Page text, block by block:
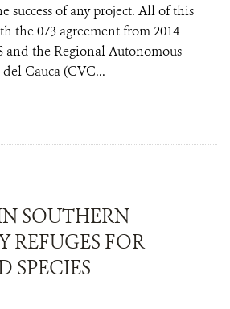
success of any project. All of this
the 073 agreement from 2014
and the Regional Autonomous
Cauca (CVC...
SOUTHERN
REFUGES FOR
SPECIES